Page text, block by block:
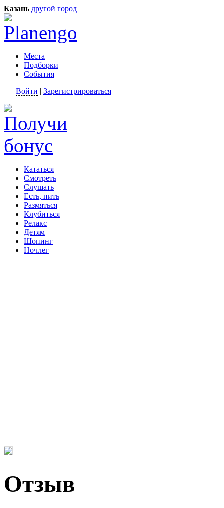
Казань другой город
Места
Подборки
События
Войти | Зарегистрироваться
Кататься
Смотреть
Слушать
Есть, пить
Размяться
Клубиться
Релакс
Детям
Шопинг
Ночлег
Отзыв